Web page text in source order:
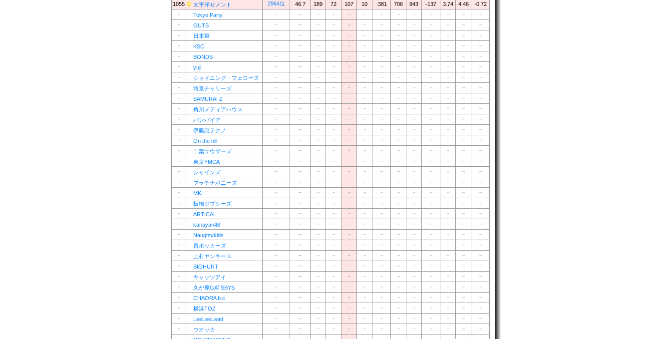
1055
太平洋セメント 2964位 46.7 189 72 107 10 .381 706 843 -137 3.74 4.46
-0.72
－
Tokyo Party － － － － － － － － － － － －
－
－
GUTS － － － － － － － － － － － －
－
－
日本軍 － － － － － － － － － － － －
－
－
KSC － － － － － － － － － － － －
－
－
BONDS － － － － － － － － － － － －
－
－
yuji － － － － － － － － － － － －
－
－
シャイニング・フェローズ － － － － － － － － － － － －
－
－
埼京チャリーズ － － － － － － － － － － － －
－
－
SAMURAI Z － － － － － － － － － － － －
－
－
角川メディアハウス － － － － － － － － － － － －
－
－
バンパイア － － － － － － － － － － － －
－
－
伊藤忠テクノ － － － － － － － － － － － －
－
－
On the hill － － － － － － － － － － － －
－
－
千葉サウザーズ － － － － － － － － － － － －
－
－
東京YMCA － － － － － － － － － － － －
－
－
シャインズ － － － － － － － － － － － －
－
－
プラチナポニーズ － － － － － － － － － － － －
－
－
MKI － － － － － － － － － － － －
－
－
板橋ジプシーズ － － － － － － － － － － － －
－
－
ARTICAL － － － － － － － － － － － －
－
－
kanayan48 － － － － － － － － － － － －
－
－
Naughtykids － － － － － － － － － － － －
－
－
畠ポッカーズ － － － － － － － － － － － －
－
－
上村ヤンキース － － － － － － － － － － － －
－
－
BIGHURT － － － － － － － － － － － －
－
－
キャッツアイ － － － － － － － － － － － －
－
－
久が原GATSBYS － － － － － － － － － － － －
－
－
CHAORA b.c － － － － － － － － － － － －
－
－
横浜TOZ － － － － － － － － － － － －
－
－
LeeLeeLead － － － － － － － － － － － －
－
－
ウオッカ － － － － － － － － － － － －
－